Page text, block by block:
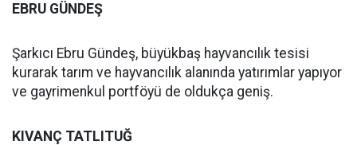
EBRU GÜNDEŞ
Şarkıcı Ebru Gündeş, büyükbaş hayvancılık tesisi
kurarak tarım ve hayvancılık alanında yatırımlar yapıyor
ve gayrimenkul portföyü de oldukça geniş.
KIVANÇ TATLITUĞ